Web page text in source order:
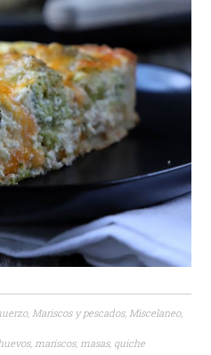
,Mariscos y pescados,Miscelaneo,
,mariscos,masas, quiche